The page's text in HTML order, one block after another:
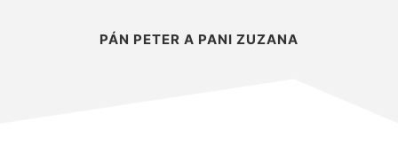
PÁN PETER A PANI ZUZANA